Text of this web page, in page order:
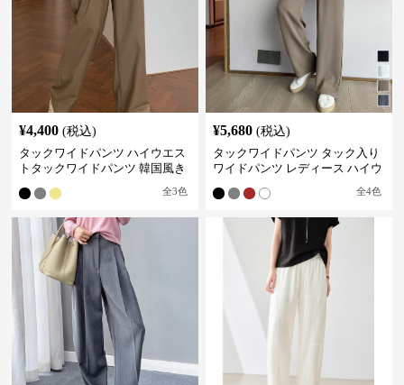
¥4,400 (税込)
タックワイドパンツ ハイウエス
トタックワイドパンツ 韓国風き
全3色
¥5,680 (税込)
タックワイドパンツ タック入り
ワイドパンツ レディース ハイウ
全4色